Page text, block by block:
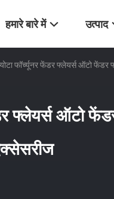
हमारे बारे में उत्पाद
फॉर्च्यूनर फेंडर फ्लेयर्स ऑटो
फ्लेयर्स ऑटो